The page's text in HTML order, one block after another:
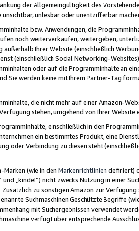
der Allgemeingültigkeit des
unsichtbar, unlesbar oder unentzifferbar
bzw. Anwendungen, die
noch weiterverkaufen, weitergeben,
außerhalb Ihrer Website (einschließlich
(einschließlich Social Networking-
oder auf die Programminhalte an
Sie werden keine mit Ihrem Partner-Tag
die nicht mehr auf einer Amazon-
stehen, umgehend von Ihrer
einschließlich in den
ein bestimmtes Produkt, eine
oder Verbindung zu diesen steht
Marken (wie in den Markenrichtlinien definiert)
und „kindel“) nicht zwecks Nutzung in einer
Zusätzlich zu sonstigen Amazon zur
Suchmaschinen Geschützte Begriffe
mit Suchergebnissen verwendet
verfügt über entsprechende